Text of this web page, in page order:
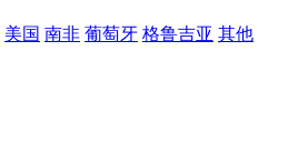
美国 南非 葡萄牙 格鲁吉亚 其他